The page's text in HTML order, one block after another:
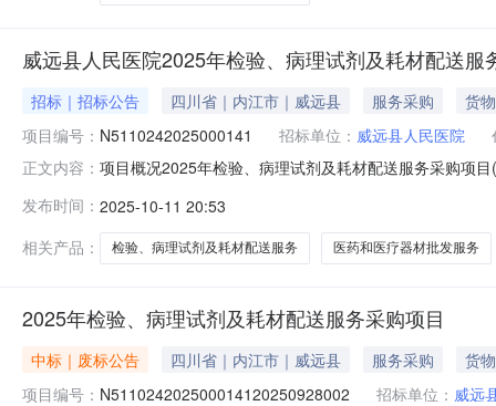
威远县人民医院2025年检验、病理试剂及耗材配送
招标｜招标公告 四川省｜内江市｜威远县 服务采购
货物
项目编号： N5110242025000141 招标单位： 威远县人民医院
正文内容： 项目概况2025年检验、病理试剂及耗材配送服务采购项
称：2025年检验、病理试剂及耗材配送服务采购项目(二
发布时间： 2025-10-11 20:53
相关产品：
检验、病理试剂及耗材配送服务 医药和医疗器材批发服务
2025年检验、病理试剂及耗材配送服务采购项目
中标｜废标公告 四川省｜内江市｜威远县 服务采购
货物
项目编号： N511024202500014120250928002 招标单位： 威远